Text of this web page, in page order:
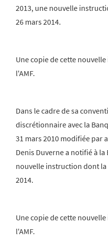
2013, une nouvelle
26 mars 2014.
Une copie de cette
l'AMF.
Dans le cadre de sa
discrétionnaire avec la
31 mars 2010 modifiée par
Denis Duverne a notifié à
nouvelle instruction dont
2014.
Une copie de cette
l'AMF.